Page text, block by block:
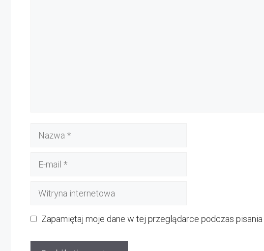
Nazwa
Witryna
Zapamiętaj moje dane w tej przeglądarce podczas